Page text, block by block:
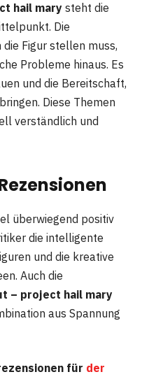
hail mary steht die
Die
Figur stellen muss,
Probleme hinaus. Es
und die Bereitschaft,
Diese Themen
verständlich und
überwiegend positiv
die intelligente
und die kreative
Auch die
– project hail mary
aus Spannung
für der